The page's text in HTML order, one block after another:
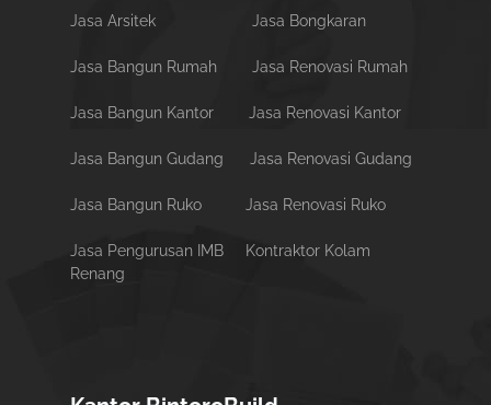
Jasa Arsitek Jasa Bongkaran
Jasa Bangun Rumah Jasa Renovasi Rumah
Jasa Bangun Kantor Jasa Renovasi Kantor
Jasa Bangun Gudang Jasa Renovasi Gudang
Jasa Bangun Ruko Jasa Renovasi Ruko
Jasa Pengurusan IMB
Kontraktor Kolam
Renang